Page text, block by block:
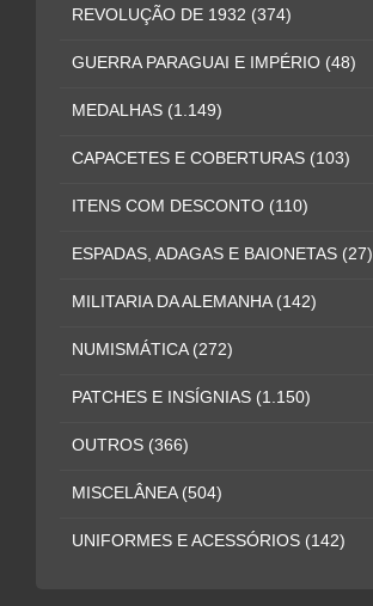
REVOLUÇÃO DE 1932 (374)
GUERRA PARAGUAI E IMPÉRIO (48)
MEDALHAS (1.149)
CAPACETES E COBERTURAS (103)
ITENS COM DESCONTO (110)
ESPADAS, ADAGAS E BAIONETAS (27)
MILITARIA DA ALEMANHA (142)
NUMISMÁTICA (272)
PATCHES E INSÍGNIAS (1.150)
OUTROS (366)
MISCELÂNEA (504)
UNIFORMES E ACESSÓRIOS (142)